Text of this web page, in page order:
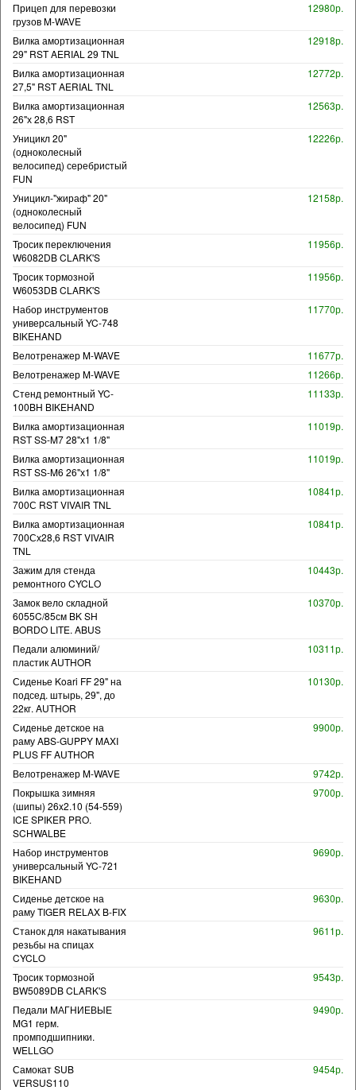
Прицеп для перевозки
грузов M-WAVE
12980р.
Вилка амортизационная
29" RST AERIAL 29 TNL
12918р.
Вилка амортизационная
27,5" RST AERIAL TNL
12772р.
Вилка амортизационная
26"х 28,6 RST
12563р.
Уницикл 20"
(одноколесный
велосипед) серебристый
FUN
12226р.
Уницикл-"жираф" 20"
(одноколесный
велосипед) FUN
12158р.
Тросик переключения
W6082DB CLARK'S
11956р.
Тросик тормозной
W6053DB CLARK'S
11956р.
Набор инструментов
универсальный YC-748
BIKEHAND
11770р.
Велотренажер M-WAVE
11677р.
Велотренажер M-WAVE
11266р.
Стенд ремонтный YC-
100BH BIKEHAND
11133р.
Вилка амортизационная
RST SS-M7 28"х1 1/8"
11019р.
Вилка амортизационная
RST SS-M6 26"х1 1/8"
11019р.
Вилка амортизационная
700С RST VIVAIR TNL
10841р.
Вилка амортизационная
700Сх28,6 RST VIVAIR
TNL
10841р.
Зажим для стенда
ремонтного CYCLO
10443р.
Замок вело складной
6055C/85см BK SH
BORDO LITE. ABUS
10370р.
Педали алюминий/
пластик AUTHOR
10311р.
Сиденье Koari FF 29" на
подсед. штырь, 29", до
22кг. AUTHOR
10130р.
Сиденье детское на
раму ABS-GUPPY MAXI
PLUS FF AUTHOR
9900р.
Велотренажер M-WAVE
9742р.
Покрышка зимняя
(шипы) 26x2.10 (54-559)
ICE SPIKER PRO.
SCHWALBE
9700р.
Набор инструментов
универсальный YC-721
BIKEHAND
9690р.
Сиденье детское на
раму TIGER RELAX B-FIX
9630р.
Станок для накатывания
резьбы на спицах
CYCLO
9611р.
Тросик тормозной
BW5089DB CLARK'S
9543р.
Педали МАГНИЕВЫЕ
MG1 герм.
промподшипники.
WELLGO
9490р.
Самокат SUB
VERSUS110
9454р.